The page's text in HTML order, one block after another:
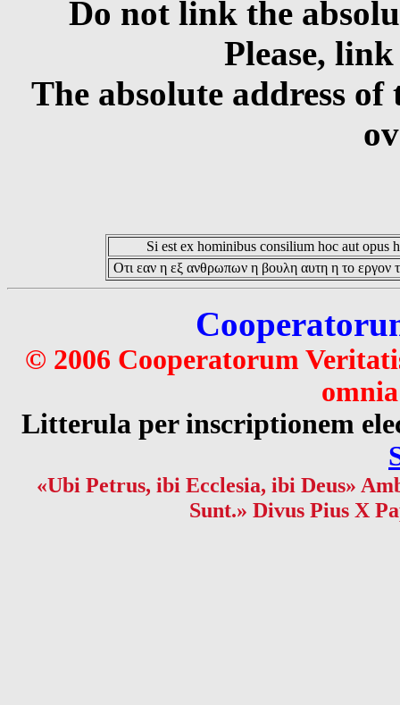
Do not link the
Please,
The absolute address
Si est ex hominibus consilium hoc aut opus
Οτι εαν η εξ ανθρωπων η βουλη αυτη η το εργον
© 2006 Cooperatorum
Litterula per inscriptionem
«Ubi Petrus, ibi Ecclesia, ibi Deus»
Sunt.» Divus Pius X